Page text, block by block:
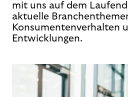
mit uns auf dem
aktuelle
Konsumentenverhalten
Entwicklungen.